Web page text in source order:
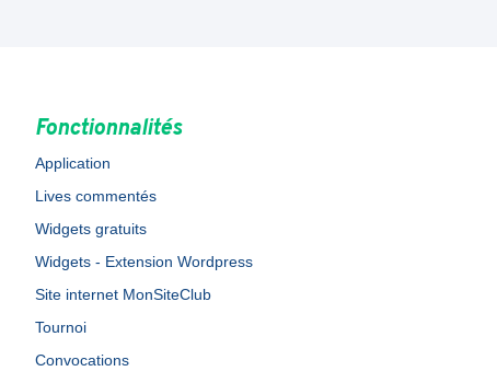
Fonctionnalités
Application
Lives commentés
Widgets gratuits
Widgets - Extension Wordpress
Site internet MonSiteClub
Tournoi
Convocations